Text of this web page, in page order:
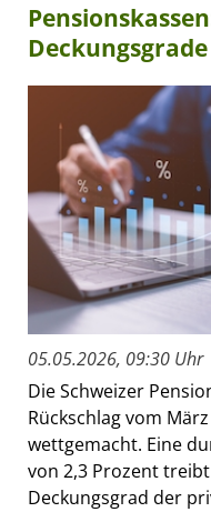
05.05.2026, 09:30 Uhr
Die Schweizer
Rückschlag vom
wettgemacht. Eine
von 2,3 Prozent
Deckungsgrad der